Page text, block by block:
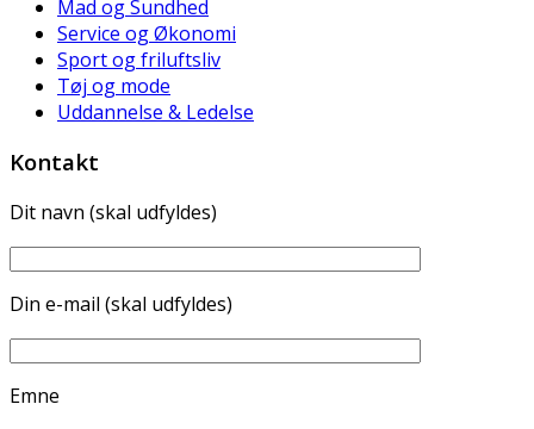
Mad og Sundhed
Service og Økonomi
Sport og friluftsliv
Tøj og mode
Uddannelse & Ledelse
Kontakt
Dit navn (skal udfyldes)
Din e-mail (skal udfyldes)
Emne